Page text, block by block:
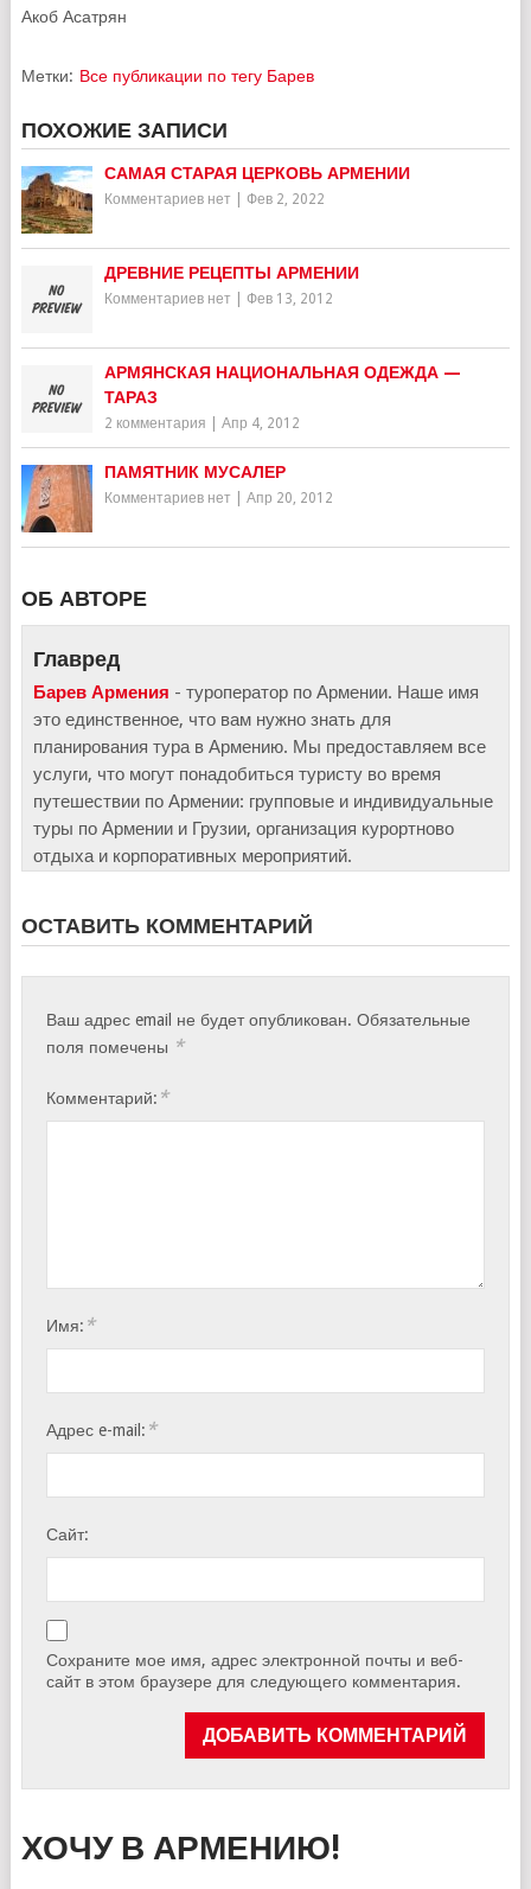
Акоб Асатрян
Метки: Все публикации по тегу Барев
ПОХОЖИЕ ЗАПИСИ
САМАЯ СТАРАЯ ЦЕРКОВЬ АРМЕНИИ
Комментариев нет Фев 2, 2022
ДРЕВНИЕ РЕЦЕПТЫ АРМЕНИИ
Комментариев нет Фев 13, 2012
АРМЯНСКАЯ НАЦИОНАЛЬНАЯ ОДЕЖДА —
ТАРАЗ
2 комментария Апр 4, 2012
ПАМЯТНИК МУСАЛЕР
Комментариев нет Апр 20, 2012
ОБ АВТОРЕ
Главред
Барев Армения - туроператор по Армении. Наше имя
это единственное, что вам нужно знать для
планирования тура в Армению. Мы предоставляем все
услуги, что могут понадобиться туристу во время
путешествии по Армении: групповые и индивидуальные
туры по Армении и Грузии, организация курортново
отдыха и корпоративных мероприятий.
ОСТАВИТЬ КОММЕНТАРИЙ
Ваш адрес email не будет опубликован. Обязательные
поля помечены *
Комментарий: *
Имя: *
Адрес e-mail: *
Сайт:
Сохраните мое имя, адрес электронной почты и веб-
сайт в этом браузере для следующего комментария.
ХОЧУ В АРМЕНИЮ!